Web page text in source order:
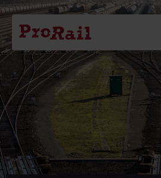
Navigatie
Homepage
ProRail